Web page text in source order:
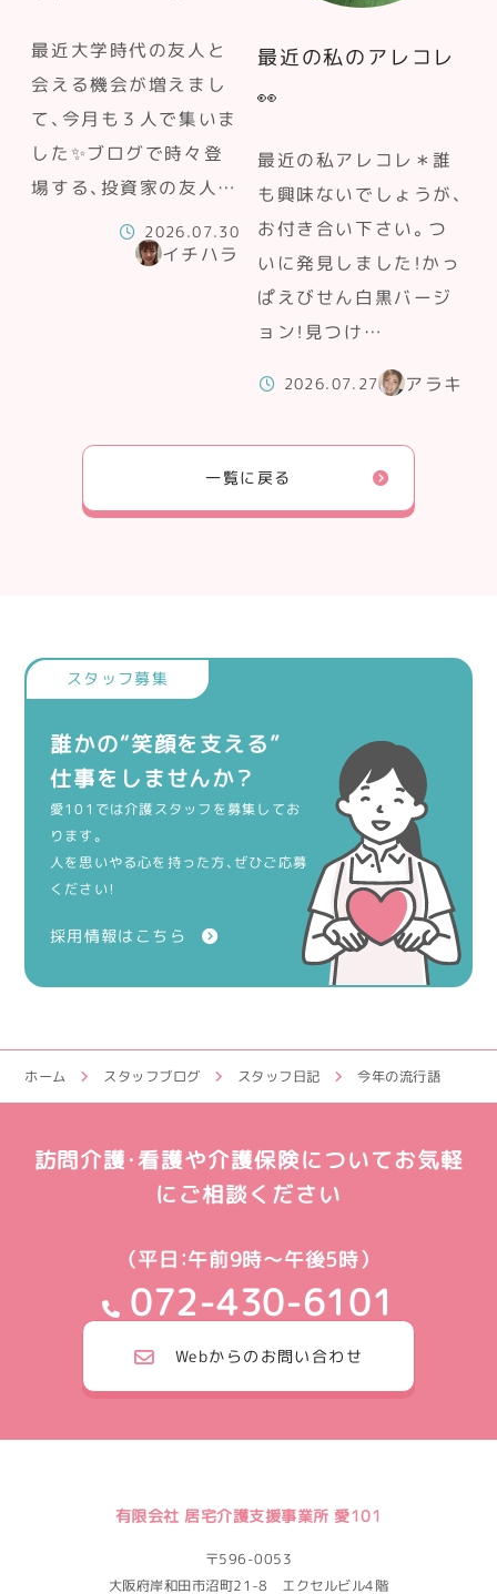
最近大学時代の友人と
会える機会が増えまし
て、今月も３人で集いま
した✨ブログで時々登
場する、投資家の友人…
2026.07.30
イチハラ
最近の私のアレコレ
👀
最近の私アレコレ＊誰
も興味ないでしょうが、
お付き合い下さい。つ
いに発見しました！かっ
ぱえびせん白黒バージ
ョン！見つけ…
2026.07.27 アラキ
一覧に戻る
誰かの“笑顔を支える”
仕事をしませんか？
愛101では介護スタッフを募集してお
ります。
人を思いやる心を持った方、ぜひご応募
ください！
採用情報はこちら
ホーム スタッフブログ スタッフ日記 今年の流行語
訪問介護・看護や介護保険についてお気軽
にご相談ください
（平日：午前9時～午後5時）
072-430-6101
Webからのお問い合わせ
有限会社 居宅介護支援事業所 愛101
〒596-0053
大阪府岸和田市沼町21-8 エクセルビル4階